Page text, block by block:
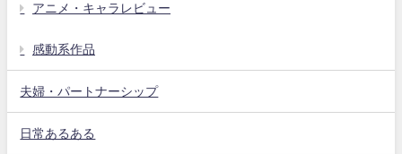
アニメ・キャラレビュー
感動系作品
夫婦・パートナーシップ
日常あるある